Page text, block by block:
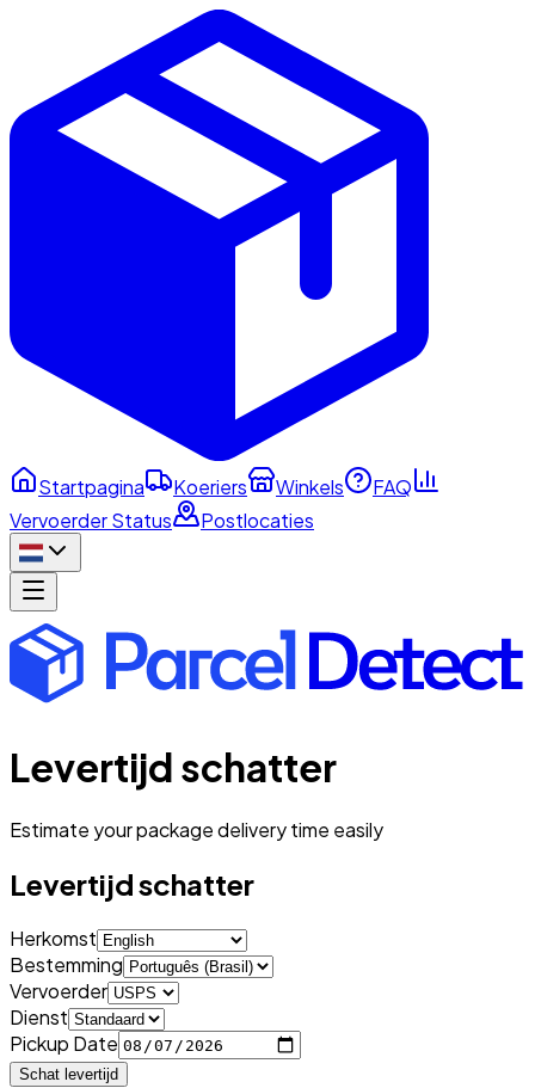
Startpagina Koeriers Winkels
FAQ
Vervoerder Status
Postlocaties
Levertijd schatter
Estimate your package delivery time easily
Levertijd schatter
Herkomst
Bestemming
Vervoerder
Dienst
Pickup Date
Schat levertijd